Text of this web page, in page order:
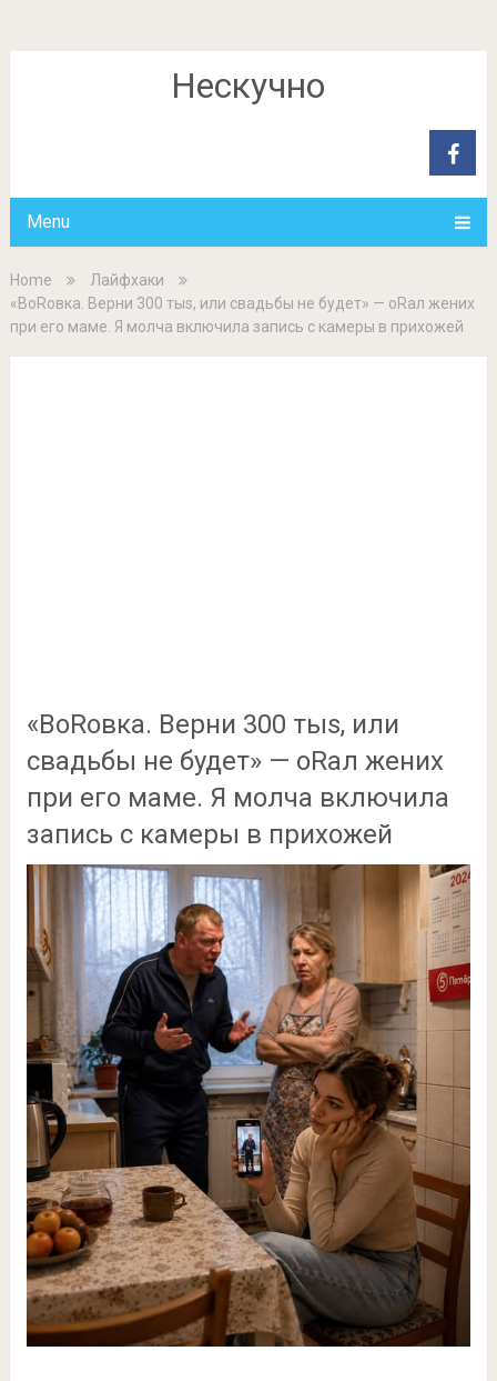
Нескучно
Menu
Home
Лайфхаки
«ВоRовка. Верни 300 тыs, или свадьбы не будет» — оRал жених
при его маме. Я молча включила запись с камеры в прихожей
«ВоRовка. Верни 300 тыs, или
свадьбы не будет» — оRал жених
при его маме. Я молча включила
запись с камеры в прихожей